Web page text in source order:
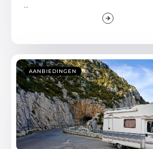
...
AANBIEDINGEN